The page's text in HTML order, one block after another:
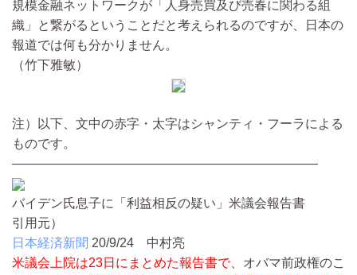
規模金融ネットワークが「人身売買及び売春に関わる組
織」と繋がるということだと考えられるのですが、日本の
報道では何も分かりません。
（竹下雅敏）
注）以下、文中の赤字・太字はシャンティ・フーラによる
ものです。
————————————————————————
バイデン氏息子に「利益相反の疑い」米議会報告書
引用元）
日本経済新聞 20/9/24 中村亮
米議会上院は23日にまとめた報告書で、 オバマ前政権のこ